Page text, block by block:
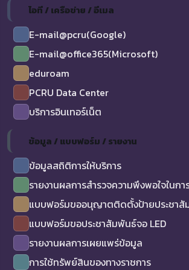
ไอที / เครือข่าย / อีเมล
E-mail@pcru(Google)
E-mail@office365(Microsoft)
eduroam
PCRU Data Center
บริการอินเทอร์เน็ต
ข้อมูล / แบบฟอร์ม / รายงาน
ข้อมูลสถิติการให้บริการ
รายงานผลการสำรวจความพึงพอใจในกา
แบบฟอร์มขออนุญาตติดตั้งป้ายประชา
แบบฟอร์มขอประชาสัมพันธ์จอ LED
รายงานผลการเผยแพร่ข้อมูล
การใช้ทรัพย์สินของทางราชการ